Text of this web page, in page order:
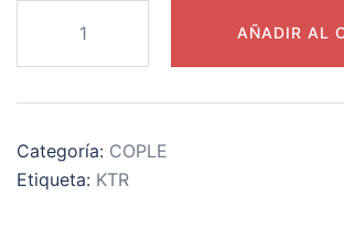
2.5
COPLE
KTR
DE
AÑADIR AL
Categoría: COPLE
Etiqueta: KTR